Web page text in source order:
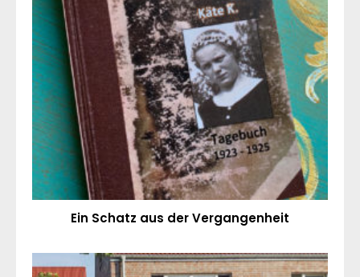
Ein Schatz aus der Vergangenheit